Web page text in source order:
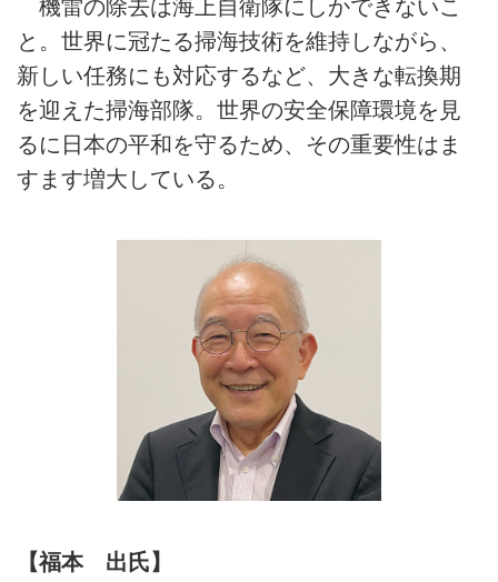
機雷の除去は海上自衛隊にしかできないこ
と。世界に冠たる掃海技術を維持しながら、
新しい任務にも対応するなど、大きな転換期
を迎えた掃海部隊。世界の安全保障環境を見
るに日本の平和を守るため、その重要性はま
すます増大している。
【福本 出氏】